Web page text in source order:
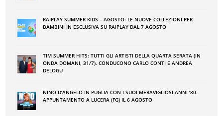
RAIPLAY SUMMER KIDS – AGOSTO: LE NUOVE COLLEZIONI PER
BAMBINI IN ESCLUSIVA SU RAIPLAY DAL 7 AGOSTO
TIM SUMMER HITS: TUTTI GLI ARTISTI DELLA QUARTA SERATA (IN
ONDA DOMANI, 31/7). CONDUCONO CARLO CONTI E ANDREA
DELOGU
NINO DʼANGELO IN PUGLIA CON I SUOI MERAVIGLIOSI ANNI ʼ80.
APPUNTAMENTO A LUCERA (FG) IL 6 AGOSTO